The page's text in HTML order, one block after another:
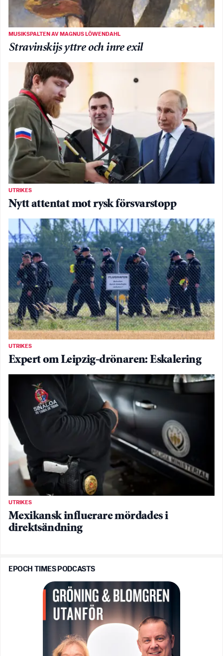
MUSIKSPALTEN AV MAGNUS LÖWENDAHL
Stravinskijs yttre och inre exil
UTRIKES
Nytt attentat mot rysk försvarstopp
UTRIKES
Expert om Leipzig-drönaren: Eskalering
UTRIKES
Mexikansk influerare mördades i
direktsändning
EPOCH TIMES PODCASTS